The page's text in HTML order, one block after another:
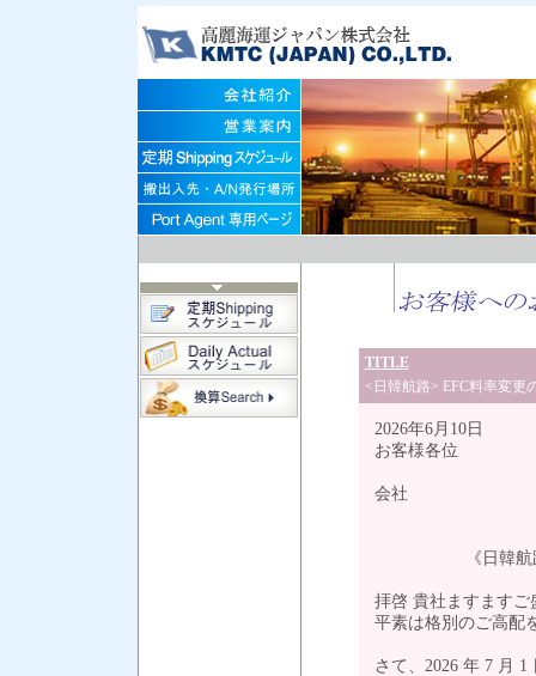
TITLE
<日韓航路> EFC料率変更
2026年6月10日
お客様各位
会社
《日韓航路》
拝啓 貴社ますます
平素は格別のご高配
さて、2026 年 7 月 1